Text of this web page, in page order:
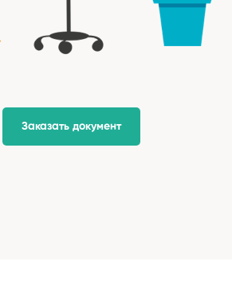
Заказать документ